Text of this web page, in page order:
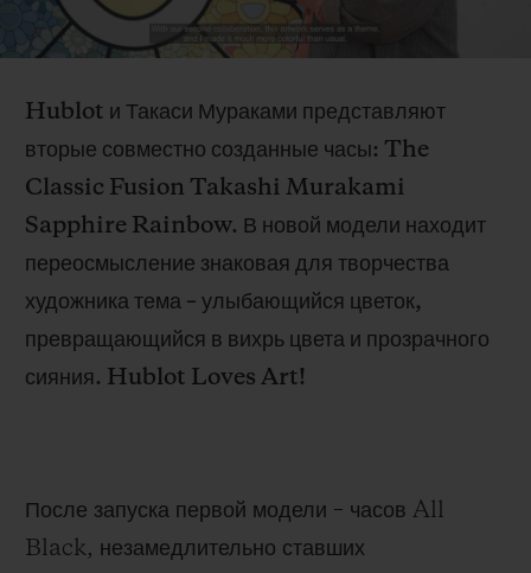
Hublot и Такаси Мураками представляют
вторые совместно созданные часы: The
Classic Fusion Takashi Murakami
Sapphire Rainbow. В новой модели находит
переосмысление знаковая для творчества
художника тема – улыбающийся цветок,
превращающийся в вихрь цвета и прозрачного
сияния. Hublot Loves Art!
После запуска первой модели – часов All
Black, незамедлительно ставших